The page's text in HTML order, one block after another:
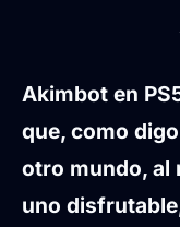
Akimbot en
que, como
otro mundo, al
uno